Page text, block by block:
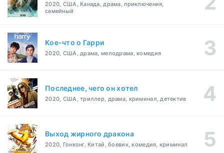
2020, США, Канада, драма, приключения,
семейный
Кое-что о Гарри
2020, США, драма, мелодрама, комедия
Последнее, чего он хотел
2020, США, триллер, драма, криминал, детектив
Выход жирного дракона
2020, Гонконг, Китай, боевик, комедия, криминал